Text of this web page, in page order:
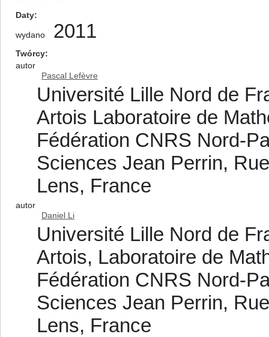
Daty
wydano 2011
Twórcy
autor
Pascal Lefèvre
Université Lille Nord de
Artois Laboratoire de
Fédération CNRS Nord-
Sciences Jean Perrin,
Lens, France
autor
Daniel Li
Université Lille Nord de
Artois, Laboratoire de
Fédération CNRS Nord-
Sciences Jean Perrin,
Lens, France